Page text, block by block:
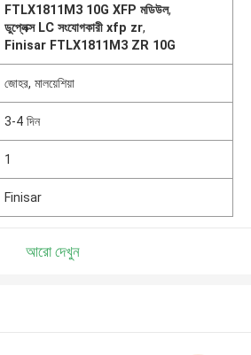
FTLX1811M3 10G XFP মডিউল,
ডুপ্লেক্স LC সংযোগকারী xfp zr,
Finisar FTLX1811M3 ZR 10G
জোহর, মালয়েশিয়া
3-4 দিন
1
Finisar
আরো দেখুন